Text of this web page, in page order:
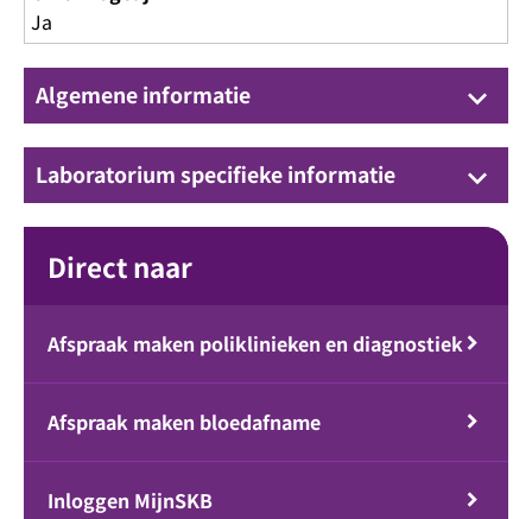
Ja
Algemene informatie keyboard_arrow_down
Laboratorium specifieke informatie keyboard_arrow_down
Direct naar
Afspraak maken poliklinieken en diagnostiek
Afspraak maken bloedafname
Inloggen MijnSKB